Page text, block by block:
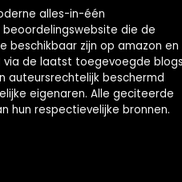
alles-in-één
beoordelingswebsite die de
beschikbaar zijn op amazon en
de laatst toegevoegde
auteursrechtelijk beschermd
eigenaren. Alle geciteerde
hun respectievelijke bronnen.